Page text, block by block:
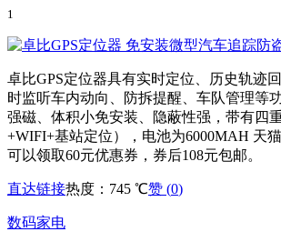
1
卓比GPS定位器具有实时定位、历史轨迹
时监听车内动向、防拆提醒、车队管理等
强磁、体积小免安装、隐蔽性强，带有四
+WIFI+基站定位），电池为6000MAH 天
可以领取60元优惠券，券后108元包邮。
直达链接热度：745 ℃赞 (0)
数码家电